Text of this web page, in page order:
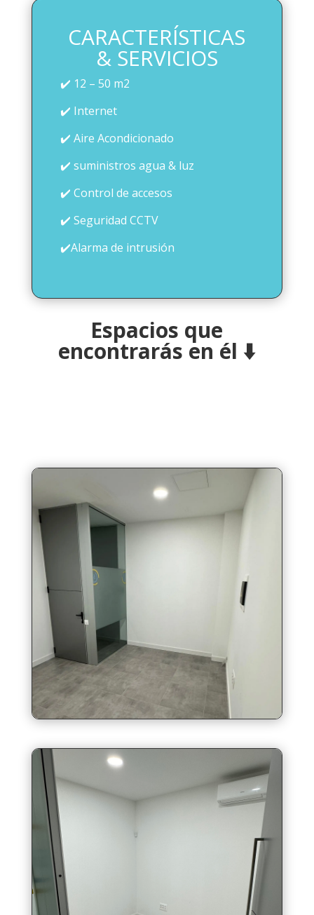
CARACTERÍSTICAS
& SERVICIOS
✔️ 12 – 50 m2
✔️ Internet
✔️ Aire Acondicionado
✔️ suministros agua & luz
✔️ Control de accesos
✔️ Seguridad CCTV
✔️Alarma de intrusión
Espacios que
encontrarás en él ⬇️